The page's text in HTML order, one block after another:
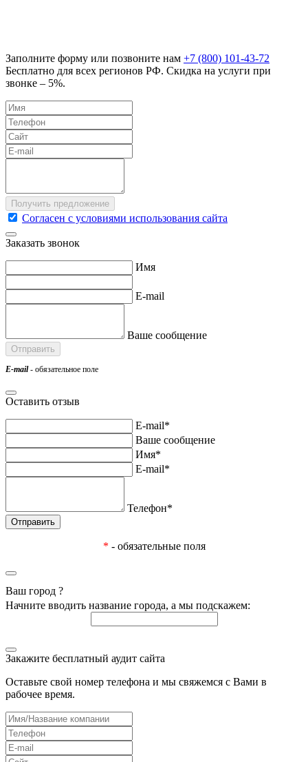
Заполните форму или позвоните нам +7 (800) 101-43-72
Бесплатно для всех регионов РФ. Скидка на услуги при
звонке – 5%.
Согласен с условиями использования сайта
Заказать звонок
Имя
E-mail
Ваше сообщение
E-mail- обязательное поле
Оставить отзыв
E-mail*
Ваше сообщение
Имя*
E-mail*
Телефон*
* - обязательные поля
Ваш город ?
Начните вводить название города, а мы подскажем:
Закажите бесплатный аудит сайта
Оставьте свой номер телефона и мы свяжемся с Вами в
рабочее время.